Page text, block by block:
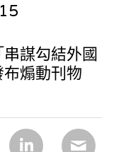
串謀勾結外國
煽動刊物